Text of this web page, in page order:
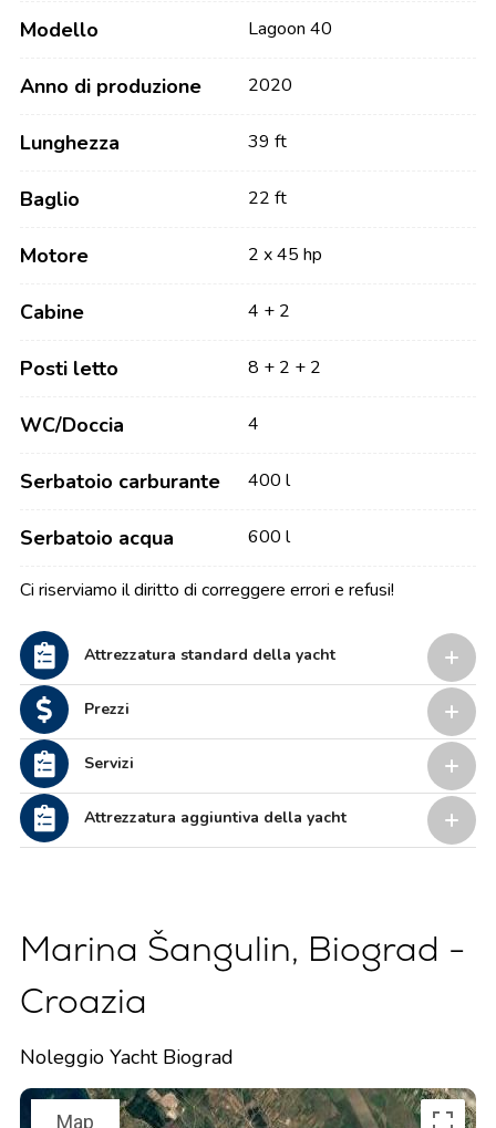
Modello Lagoon 40
Anno di produzione 2020
Lunghezza 39 ft
Baglio 22 ft
Motore 2 x 45 hp
Cabine 4 + 2
Posti letto 8 + 2 + 2
WC/Doccia 4
Serbatoio carburante 400 l
Serbatoio acqua 600 l
Ci riserviamo il diritto di correggere errori e refusi!
Attrezzatura standard della yacht
Prezzi
Servizi
Attrezzatura aggiuntiva della yacht
Marina Šangulin, Biograd -
Croazia
Noleggio Yacht Biograd
Map